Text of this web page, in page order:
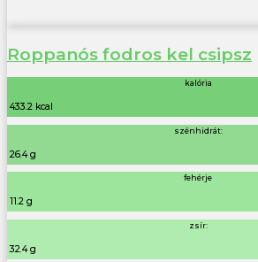
Roppanós fodros kel csipsz
kalória
433.2 kcal
szénhidrát:
26.4 g
fehérje
11.2 g
zsír:
32.4 g